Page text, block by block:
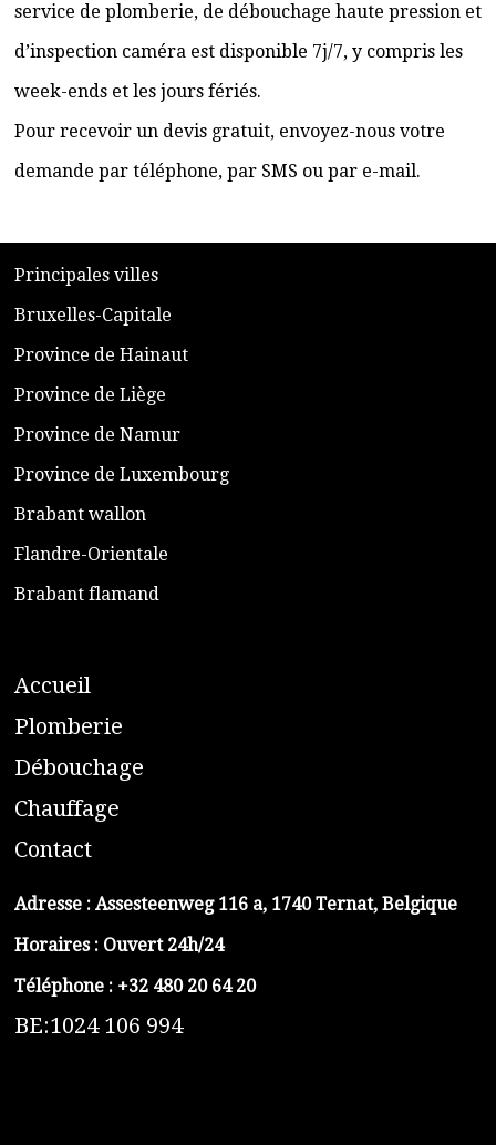
service de plomberie, de débouchage haute pression et
d’inspection caméra est disponible 7j/7, y compris les
week-ends et les jours fériés.
Pour recevoir un devis gratuit, envoyez-nous votre
demande par téléphone, par SMS ou par e-mail.
​Principales villes
​Bruxelles-Capitale
​Province de Hainaut
Province de Liège
​Province de Namur
​Province de Luxembourg
​Brabant wallon
​Flandre-Orientale
​Brabant flamand
Accueil
​Plomberie
Débouchage
Chauffage
Contact
Adresse : Assesteenweg 116 a, 1740 Ternat, Belgique
Horaires : Ouvert 24h/24
Téléphone : +32 480 20 64 20
BE:1024 106 994